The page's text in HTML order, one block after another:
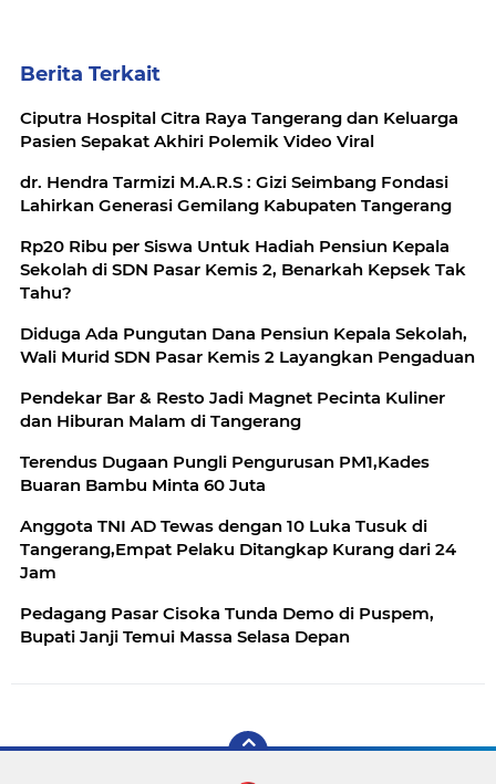
Berita Terkait
Ciputra Hospital Citra Raya Tangerang dan Keluarga
Pasien Sepakat Akhiri Polemik Video Viral
dr. Hendra Tarmizi M.A.R.S : Gizi Seimbang Fondasi
Lahirkan Generasi Gemilang Kabupaten Tangerang
Rp20 Ribu per Siswa Untuk Hadiah Pensiun Kepala
Sekolah di SDN Pasar Kemis 2, Benarkah Kepsek Tak
Tahu?
Diduga Ada Pungutan Dana Pensiun Kepala Sekolah,
Wali Murid SDN Pasar Kemis 2 Layangkan Pengaduan
Pendekar Bar & Resto Jadi Magnet Pecinta Kuliner
dan Hiburan Malam di Tangerang
Terendus Dugaan Pungli Pengurusan PM1,Kades
Buaran Bambu Minta 60 Juta
Anggota TNI AD Tewas dengan 10 Luka Tusuk di
Tangerang,Empat Pelaku Ditangkap Kurang dari 24
Jam
Pedagang Pasar Cisoka Tunda Demo di Puspem,
Bupati Janji Temui Massa Selasa Depan